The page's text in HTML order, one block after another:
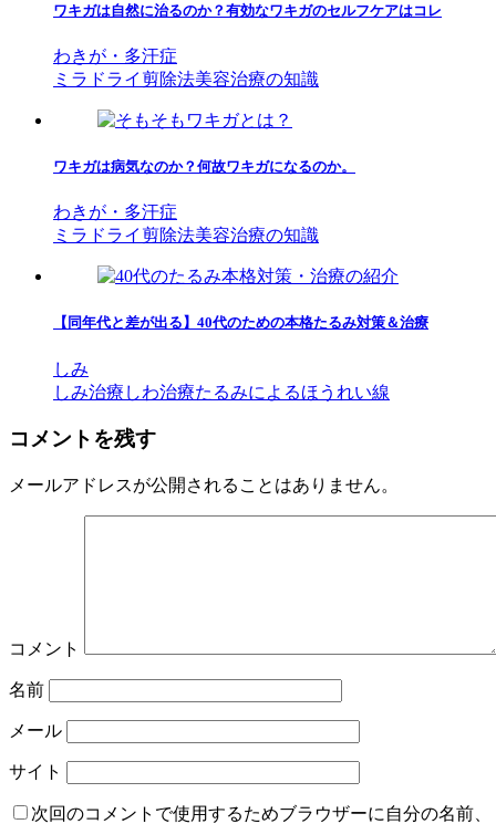
ワキガは自然に治るのか？有効なワキガのセルフケアはコレ
わきが・多汗症
ミラドライ 剪除法美容治療の知識
ワキガは病気なのか？何故ワキガになるのか。
わきが・多汗症
ミラドライ 剪除法美容治療の知識
【同年代と差が出る】40代のための本格たるみ対策＆治療
しみ
しみ治療 しわ治療たるみによるほうれい線
コメントを残す
メールアドレスが公開されることはありません。
コメント
名前
メール
サイト
次回のコメントで使用するためブラウザーに自分の名前、